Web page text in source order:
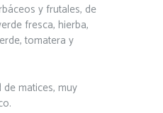
y frutales, de
fresca, hierba,
tomatera y
matices, muy